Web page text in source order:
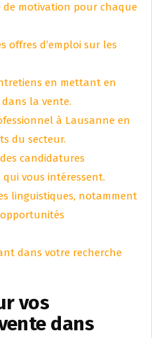
de motivation pour chaque
offres d’emploi sur les
en mettant en
la vente.
à Lausanne en
du secteur.
candidatures
vous intéressent.
linguistiques, notamment
dans votre recherche
vos
dans